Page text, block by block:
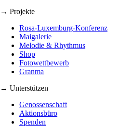
→ Projekte
Rosa-Luxemburg-Konferenz
Maigalerie
Melodie & Rhythmus
Shop
Fotowettbewerb
Granma
→ Unterstützen
Genossenschaft
Aktionsbüro
Spenden